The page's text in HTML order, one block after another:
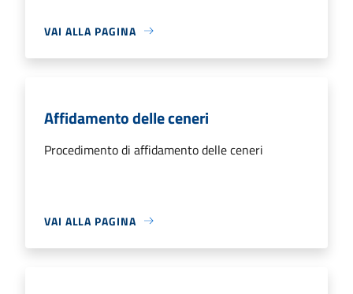
VAI ALLA PAGINA
Affidamento delle ceneri
Procedimento di affidamento delle ceneri
VAI ALLA PAGINA